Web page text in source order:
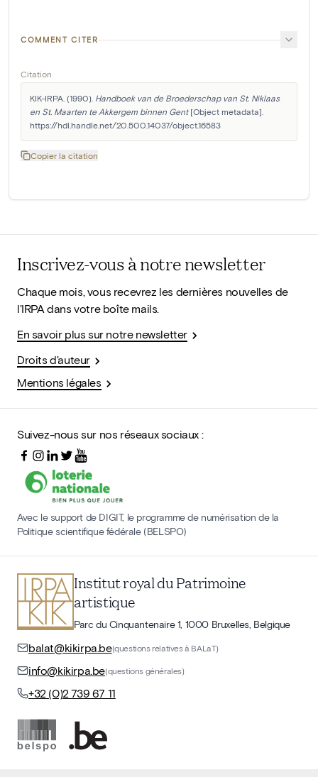
COMMENT CITER
Citation
KIK-IRPA. (1990). Handboek van de Broederschap van St. Niklaas
en St. Maarten te Akkergem binnen Gent [Object metadata].
https://hdl.handle.net/20.500.14037/object.16583
Copier la citation
Inscrivez-vous à notre newsletter
Chaque mois, vous recevrez les dernières nouvelles de
l'IRPA dans votre boîte mails.
En savoir plus sur notre newsletter
Droits d'auteur
Mentions légales
Suivez-nous sur nos réseaux sociaux :
Avec le support de DIGIT, le programme de numérisation de la
Politique scientifique fédérale (BELSPO)
Institut royal du Patrimoine
artistique
Parc du Cinquantenaire 1, 1000 Bruxelles, Belgique
balat@kikirpa.be(questions relatives à BALaT)
info@kikirpa.be(questions générales)
+32 (0)2 739 67 11